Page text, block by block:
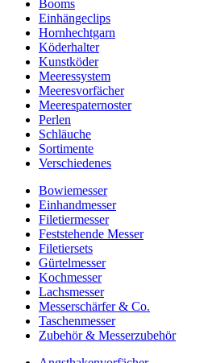
Booms
Einhängeclips
Hornhechtgarn
Köderhalter
Kunstköder
Meeressystem
Meeresvorfächer
Meerespaternoster
Perlen
Schläuche
Sortimente
Verschiedenes
Bowiemesser
Einhandmesser
Filetiermesser
Feststehende Messer
Filetiersets
Gürtelmesser
Kochmesser
Lachsmesser
Messerschärfer & Co.
Taschenmesser
Zubehör & Messerzubehör